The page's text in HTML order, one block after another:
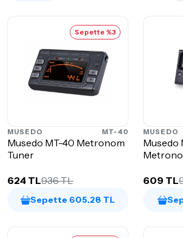
Sepette %3
MUSEDO MT-40
Musedo MT-40 Metronom
Tuner
624 TL936 TL
Sepette 605.28 TL
MUSEDO
Musedo
609 TL